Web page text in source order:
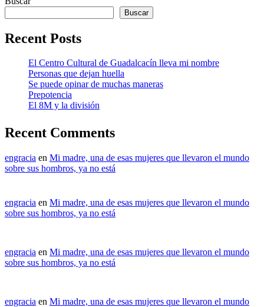
Buscar
Recent Posts
El Centro Cultural de Guadalcacín lleva mi nombre
Personas que dejan huella
Se puede opinar de muchas maneras
Prepotencia
El 8M y la división
Recent Comments
engracia en Mi madre, una de esas mujeres que llevaron el mundo
sobre sus hombros, ya no está
engracia en Mi madre, una de esas mujeres que llevaron el mundo
sobre sus hombros, ya no está
engracia en Mi madre, una de esas mujeres que llevaron el mundo
sobre sus hombros, ya no está
engracia en Mi madre, una de esas mujeres que llevaron el mundo